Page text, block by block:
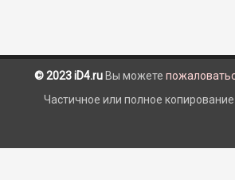
© 2023 iD4.ru Вы можете
Частичное или полное